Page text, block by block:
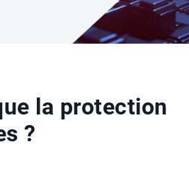
la protection
?